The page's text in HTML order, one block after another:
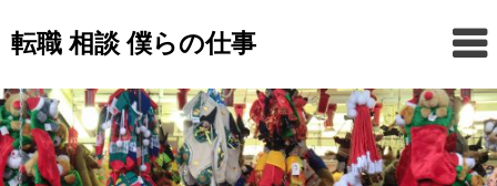
to転職 相談 僕らの仕事